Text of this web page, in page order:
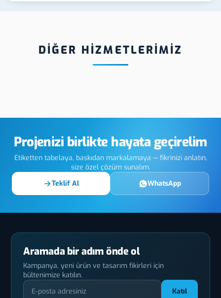
DİĞER HİZMETLERİMİZ
Baskı
Projenizi birlikte hayata geçirelim
Etiketten tabelaya, baskıdan markalamaya — fikrinizi anlatın,
size özel çözüm sunalım.
Teklif Al
WhatsApp
Aramada bir adım önde ol
Kampanya, yeni ürün ve tasarım fikirleri için
bültenimize katılın.
Katıl